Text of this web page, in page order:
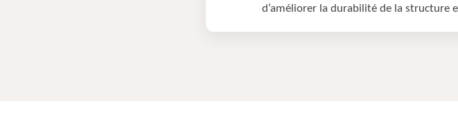
d’améliorer la durabilité de la structure